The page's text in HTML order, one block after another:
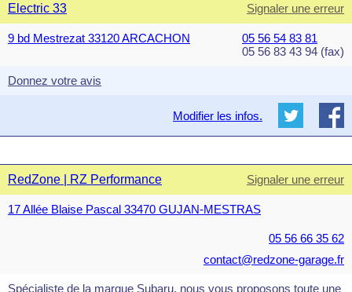
Electric 33 Signaler une erreur
9 bd Mestrezat 33120 ARCACHON
05 56 54 83 81
05 56 83 43 94 (fax)
Donnez votre avis
Modifier les infos.
RedZone | RZ Performance Signaler une erreur
17 Allée Blaise Pascal 33470 GUJAN-MESTRAS
05 56 66 35 62
contact@redzone-garage.fr
Spécialiste de la marque Subaru, nous vous proposons toute une